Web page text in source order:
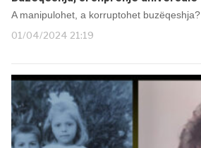
A manipulohet, a korruptohet buzëqeshja?
01/04/2024 21:19